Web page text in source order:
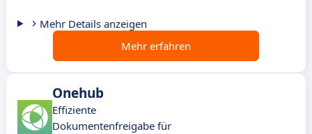
Mehr Details anzeigen
Mehr erfahren
Onehub
Effiziente
Dokumentenfreigabe für